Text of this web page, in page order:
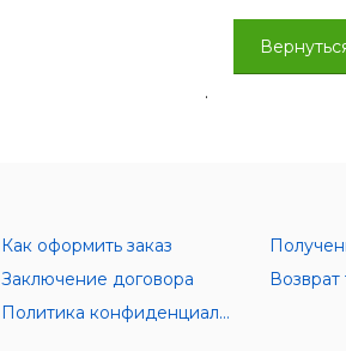
.
Как оформить заказ
Заключение договора
Возврат
Политика конфиденциальности